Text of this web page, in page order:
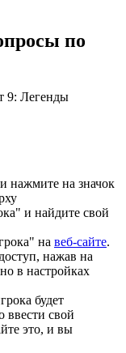
по
9: Легенды
нажмите на значок
и найдите свой
на веб-сайте.
нажав на
в настройках
будет
ввести свой
это, и вы